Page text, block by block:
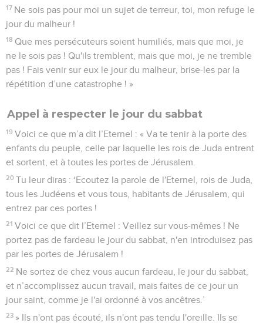
17 Ne sois pas pour moi un sujet de terreur, toi, mon refuge le
jour du malheur !
18 Que mes persécuteurs soient humiliés, mais que moi, je
ne le sois pas ! Qu'ils tremblent, mais que moi, je ne tremble
pas ! Fais venir sur eux le jour du malheur, brise-les par la
répétition d’une catastrophe ! »
Appel à respecter le jour du sabbat
19 Voici ce que m’a dit l’Eternel : « Va te tenir à la porte des
enfants du peuple, celle par laquelle les rois de Juda entrent
et sortent, et à toutes les portes de Jérusalem.
20 Tu leur diras : ‘Ecoutez la parole de l'Eternel, rois de Juda,
tous les Judéens et vous tous, habitants de Jérusalem, qui
entrez par ces portes !
21 Voici ce que dit l’Eternel : Veillez sur vous-mêmes ! Ne
portez pas de fardeau le jour du sabbat, n'en introduisez pas
par les portes de Jérusalem !
22 Ne sortez de chez vous aucun fardeau, le jour du sabbat,
et n’accomplissez aucun travail, mais faites de ce jour un
jour saint, comme je l'ai ordonné à vos ancêtres.’
23 » Ils n'ont pas écouté, ils n'ont pas tendu l'oreille. Ils se